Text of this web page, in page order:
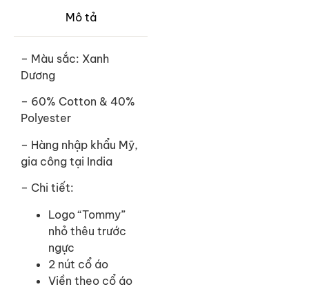
Mô tả
– Màu sắc: Xanh
Dương
– 60% Cotton & 40%
Polyester
– Hàng nhập khẩu Mỹ,
gia công tại India
– Chi tiết:
Logo “Tommy”
nhỏ thêu trước
ngực
2 nút cổ áo
Viền theo cổ áo